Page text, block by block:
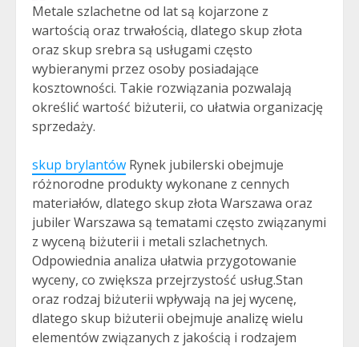
Metale szlachetne od lat są kojarzone z
wartością oraz trwałością, dlatego skup złota
oraz skup srebra są usługami często
wybieranymi przez osoby posiadające
kosztowności. Takie rozwiązania pozwalają
określić wartość biżuterii, co ułatwia organizację
sprzedaży.
skup brylantów Rynek jubilerski obejmuje
różnorodne produkty wykonane z cennych
materiałów, dlatego skup złota Warszawa oraz
jubiler Warszawa są tematami często związanymi
z wyceną biżuterii i metali szlachetnych.
Odpowiednia analiza ułatwia przygotowanie
wyceny, co zwiększa przejrzystość usług.Stan
oraz rodzaj biżuterii wpływają na jej wycenę,
dlatego skup biżuterii obejmuje analizę wielu
elementów związanych z jakością i rodzajem